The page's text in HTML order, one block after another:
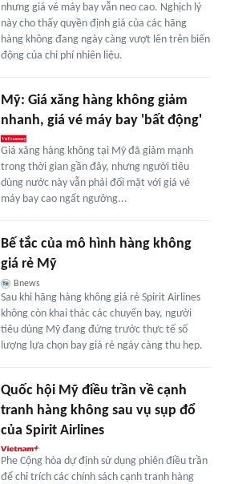
nhưng giá vé máy bay vẫn neo cao. Nghịch lý
này cho thấy quyền định giá của các hãng
hàng không đang ngày càng vượt lên trên biến
động của chi phí nhiên liệu.
Mỹ: Giá xăng hàng không giảm
nhanh, giá vé máy bay 'bất động'
Giá xăng hàng không tại Mỹ đã giảm mạnh
trong thời gian gần đây, nhưng người tiêu
dùng nước này vẫn phải đối mặt với giá vé
máy bay cao ngất ngưởng...
Bế tắc của mô hình hàng không
giá rẻ Mỹ
Bnews
Sau khi hãng hàng không giá rẻ Spirit Airlines
không còn khai thác các chuyến bay, người
tiêu dùng Mỹ đang đứng trước thực tế số
lượng lựa chọn bay giá rẻ ngày càng thu hẹp.
Quốc hội Mỹ điều trần về cạnh
tranh hàng không sau vụ sụp đổ
của Spirit Airlines
Phe Cộng hòa dự định sử dụng phiên điều trần
để chỉ trích các chính sách cạnh tranh hàng